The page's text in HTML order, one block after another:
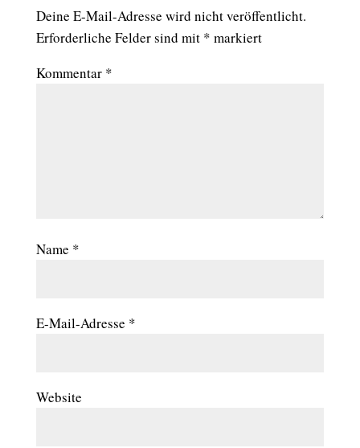
Deine E-Mail-Adresse wird nicht veröffentlicht.
Erforderliche Felder sind mit * markiert
Kommentar *
Name *
E-Mail-Adresse *
Website